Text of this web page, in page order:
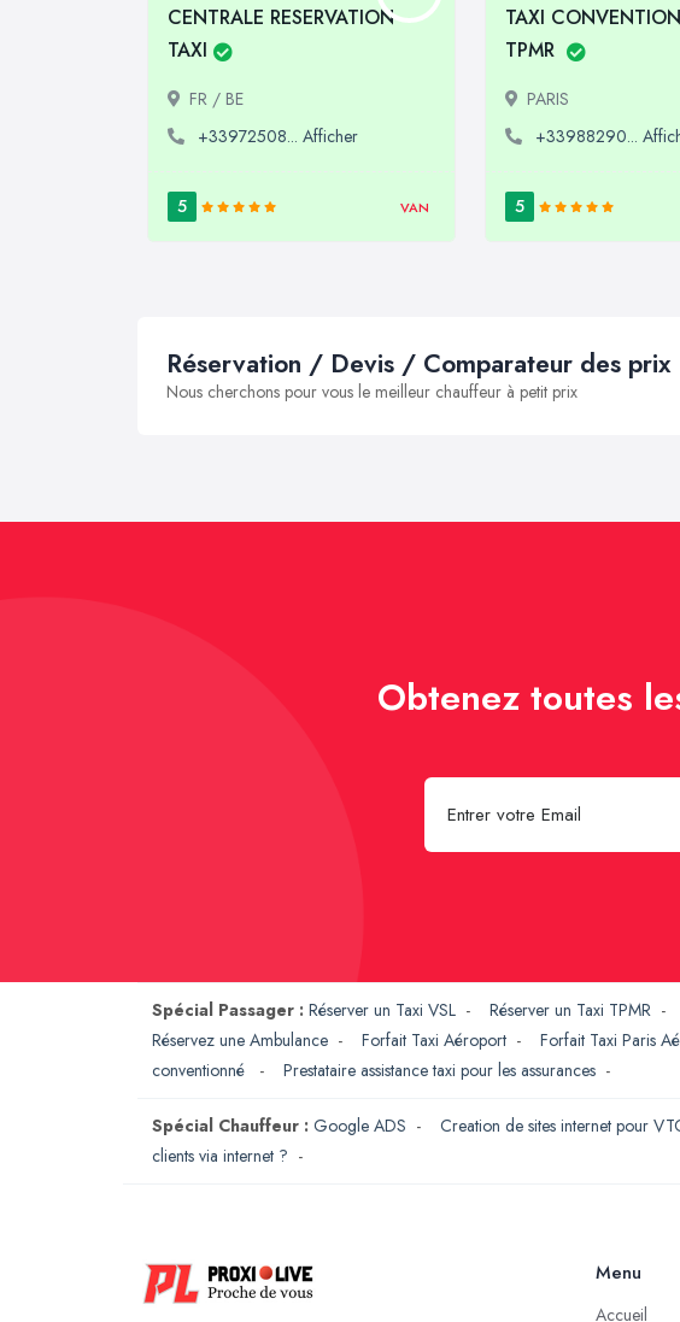
CENTRALE RESERVATION
TAXI
FR / BE
+33972508... Afficher
5 VAN
TAXI
TPMR
PARIS
+33988290...
5
Réservation / Devis / Comparateur des prix
Nous cherchons pour vous le meilleur chauffeur à petit prix
Obtenez toutes
Spécial Passager : Réserver un Taxi VSL - Réserver un Taxi TPMR -
Réservez une Ambulance - Forfait Taxi Aéroport - Forfait Taxi Paris
conventionné
- Prestataire assistance taxi pour les assurances -
Spécial Chauffeur : Google ADS - Creation de sites internet pour
clients via internet ? -
Menu
Accueil